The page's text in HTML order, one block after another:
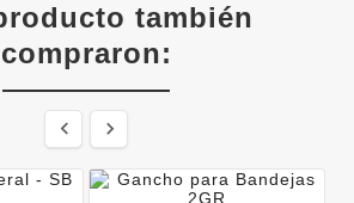
también
compraron:
 